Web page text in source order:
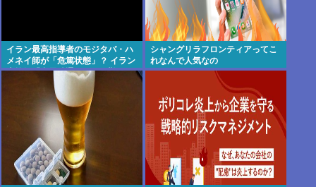
イラン最高指導者のモジタバ・ハ
メネイ師が「危篤状態」？ イラン
大統領「意思疎通はかなり難し
シャングリラフロンティアってこ
れなんで人気なの